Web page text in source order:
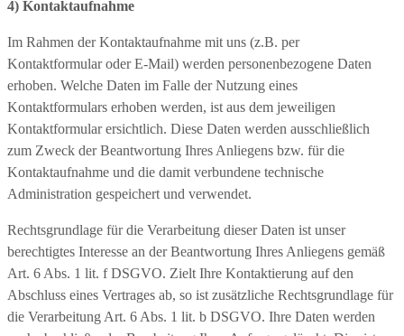
4) Kontaktaufnahme
Im Rahmen der Kontaktaufnahme mit uns (z.B. per
Kontaktformular oder E-Mail) werden personenbezogene Daten
erhoben. Welche Daten im Falle der Nutzung eines
Kontaktformulars erhoben werden, ist aus dem jeweiligen
Kontaktformular ersichtlich. Diese Daten werden ausschließlich
zum Zweck der Beantwortung Ihres Anliegens bzw. für die
Kontaktaufnahme und die damit verbundene technische
Administration gespeichert und verwendet.
Rechtsgrundlage für die Verarbeitung dieser Daten ist unser
berechtigtes Interesse an der Beantwortung Ihres Anliegens gemäß
Art. 6 Abs. 1 lit. f DSGVO. Zielt Ihre Kontaktierung auf den
Abschluss eines Vertrages ab, so ist zusätzliche Rechtsgrundlage für
die Verarbeitung Art. 6 Abs. 1 lit. b DSGVO. Ihre Daten werden